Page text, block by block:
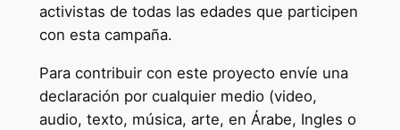
activistas de todas las edades que participen
con esta campaña.
Para contribuir con este proyecto envíe una
declaración por cualquier medio (video,
audio, texto, música, arte, en Árabe, Ingles o